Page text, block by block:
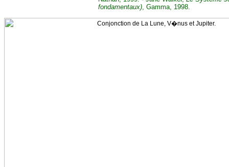
fondamentaux), Gamma, 1998.